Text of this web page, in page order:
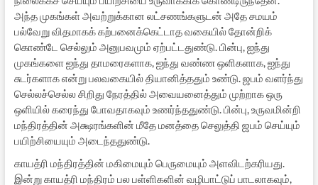
அந்த முகங்கள் அவற்றுக்கான லட்சணங்களுடன் அதே சமயம்
பல்வேறு விதமாகக் கற்பனைக்கெட்டாத வகையில் தோன்றிக்
கொண்டே செல்லும் அனுபவமும் ஏற்பட்டதுண்டு. பின்பு, ஐந்து
முகங்களை ஐந்து தாமரைகளாக, ஐந்து வண்ண ஒளிகளாக, ஐந்து
சுடர்களாக என்று பலவகையில் தியானித்ததும் உண்டு. ஜபம் வளர்ந்து
செல்லச்செல்ல சிறிது நேரத்தில் அவையனைத்தும் முற்றாக ஒரு
ஒளியில் கரைந்து போவதாகவும் உணர்ந்ததுண்டு. பின்பு, உருவமின்றி
மந்திரத்தின் அக்ஷரங்களின் மீதே மனத்தை செலுத்தி ஜபம் செய்யும்
பயிற்சியையும் அடைந்ததுண்டு.
காயத்ரி மந்திரத்தின் மகிமையும் பெருமையும் அளவிடற்கரியது.
இன்று காயத்ரி மந்திரம் பல பள்ளிகளின் வழிபாட்டுப் பாடலாகவும்,